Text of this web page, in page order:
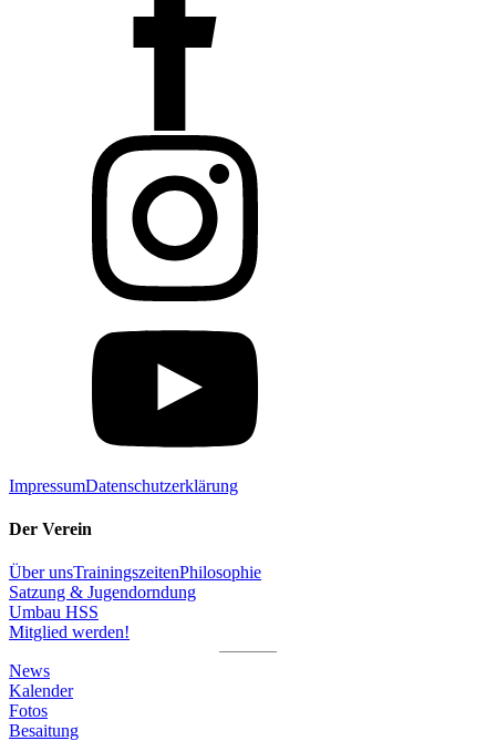
ImpressumDatenschutzerklärung
Der Verein
Über unsTrainingszeitenPhilosophie
Satzung & Jugendorndung
Umbau HSS
Mitglied werden!
News
Kalender
Fotos
Besaitung